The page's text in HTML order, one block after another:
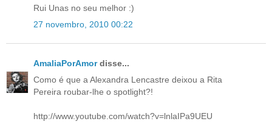
Rui Unas no seu melhor :)
27 novembro, 2010 00:22
AmaliaPorAmordisse...
Como é que a Alexandra Lencastre deixou a Rita
Pereira roubar-lhe o spotlight?!
http://www.youtube.com/watch?v=lnlaIPa9UEU